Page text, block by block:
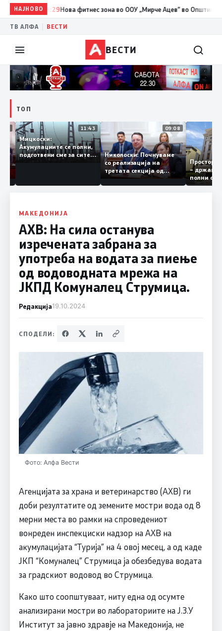
НАЈНОВО
09:29 Нова фитнес зона во ООУ „Мирче Ацев“ во Општина
ТВ АЛФА ВЕСТИ
ВЕСТИ
ТОП
12:03
за
11:43
Мицкоски:
Акумулациите се полни,
подготвени сме за сите
ризици, не размислување
09:08
Николоски: Почнуваме
со реализација на
третата секција од
железничкиот Коридор
8, Македонија станува
–
полни
МАКЕДОНИЈА
АХВ: На сила останува
изречената забрана за
употреба на водата за пиење
од водоводната мрежа на
ЈКПД Комуналец Струмица.
Редакција19.10.2024
СПОДЕЛИ:
Фото: Алфа Вести
Агенцијата за храна и ветеринарство (АХВ) ги
доби резултатите од земените мостри вода од 8
мерни места во рамки на спроведениот
вонреден инспекциски надзор на АХВ на
акумулацијата “Турија” на 4 овој месец, а од каде
ЈКП “Комуналец” Струмица ја обезбедува водата
за градскиот водовод во Струмица.
Како што соопштуваат, ниту една од осумте
анализирани мостри во лабораториите на Ј.З.У
Институт за јавно здравје на Македонија, не